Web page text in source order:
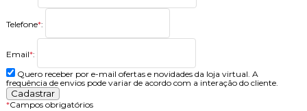
Telefone*:
Email*:
Quero receber por e-mail ofertas e novidades da loja virtual. A
frequência de envios pode variar de acordo com a interação do cliente.
*Campos obrigatórios